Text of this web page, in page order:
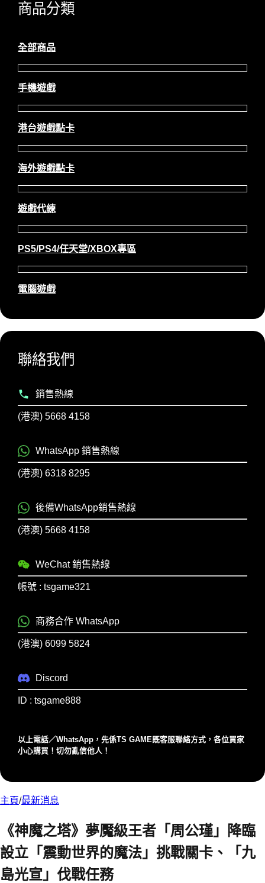
商品分類
全部商品
手機遊戲
港台遊戲點卡
海外遊戲點卡
遊戲代練
PS5/PS4/任天堂/XBOX專區
電腦遊戲
聯絡我們
銷售熱線
(港澳) 5668 4158
WhatsApp 銷售熱線
(港澳) 6318 8295
後備WhatsApp銷售熱線
(港澳) 5668 4158
WeChat 銷售熱線
帳號 : tsgame321
商務合作 WhatsApp
(港澳) 6099 5824
Discord
ID : tsgame888
以上電話／WhatsApp，先係TS GAME既客服聯絡⽅式，各位買家
⼩⼼購買！切勿亂信他⼈！
主頁/最新消息
《神魔之塔》夢魘級王者「周公瑾」降臨
設立「震動世界的魔法」挑戰關卡、「九
島光宣」伐戰任務